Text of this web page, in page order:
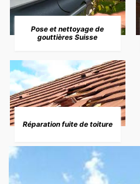
Pose et nettoyage de
gouttières Suisse
Réparation fuite de toiture